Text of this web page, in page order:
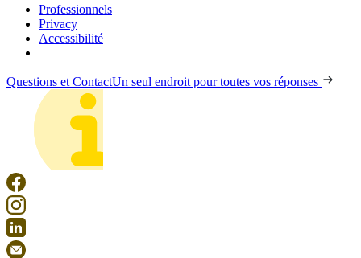
Professionnels
Privacy
Accessibilité
Questions et ContactUn seul endroit pour toutes vos réponses